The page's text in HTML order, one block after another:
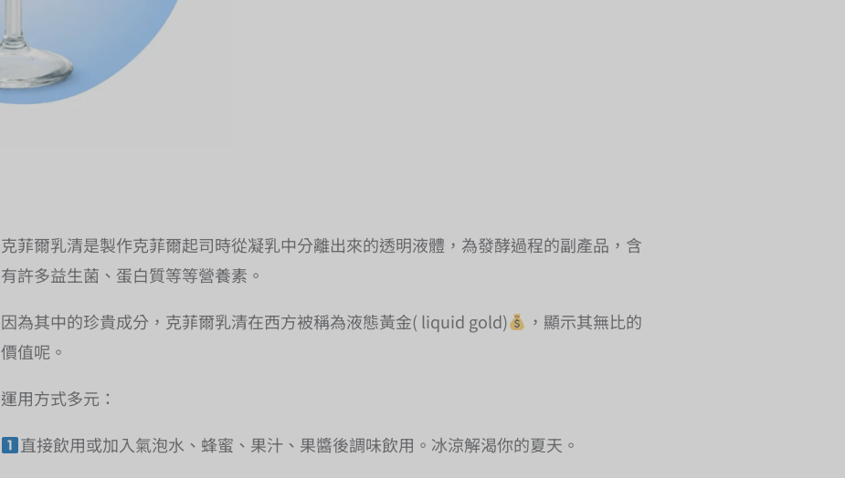
克菲爾乳清是製作克菲爾起司時從凝乳中分離出來的透明液體，為發酵過程的副產品，含
有許多益生菌、蛋白質等等營養素。
因為其中的珍貴成分，克菲爾乳清在西方被稱為液態黃金( liquid gold)
，顯示其無比的
價值呢。
運用方式多元：
直接飲用或加入氣泡水、蜂蜜、果汁、果醬後調味飲用。冰涼解渴你的夏天。